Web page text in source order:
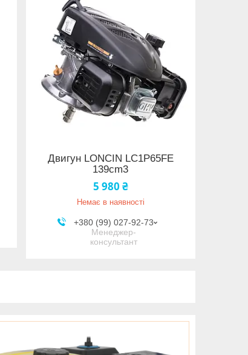
Двигун LONCIN LC1P65FE
139cm3
5 980 ₴
Немає в наявності
+380 (99) 027-92-73
Менеджер-
консультант